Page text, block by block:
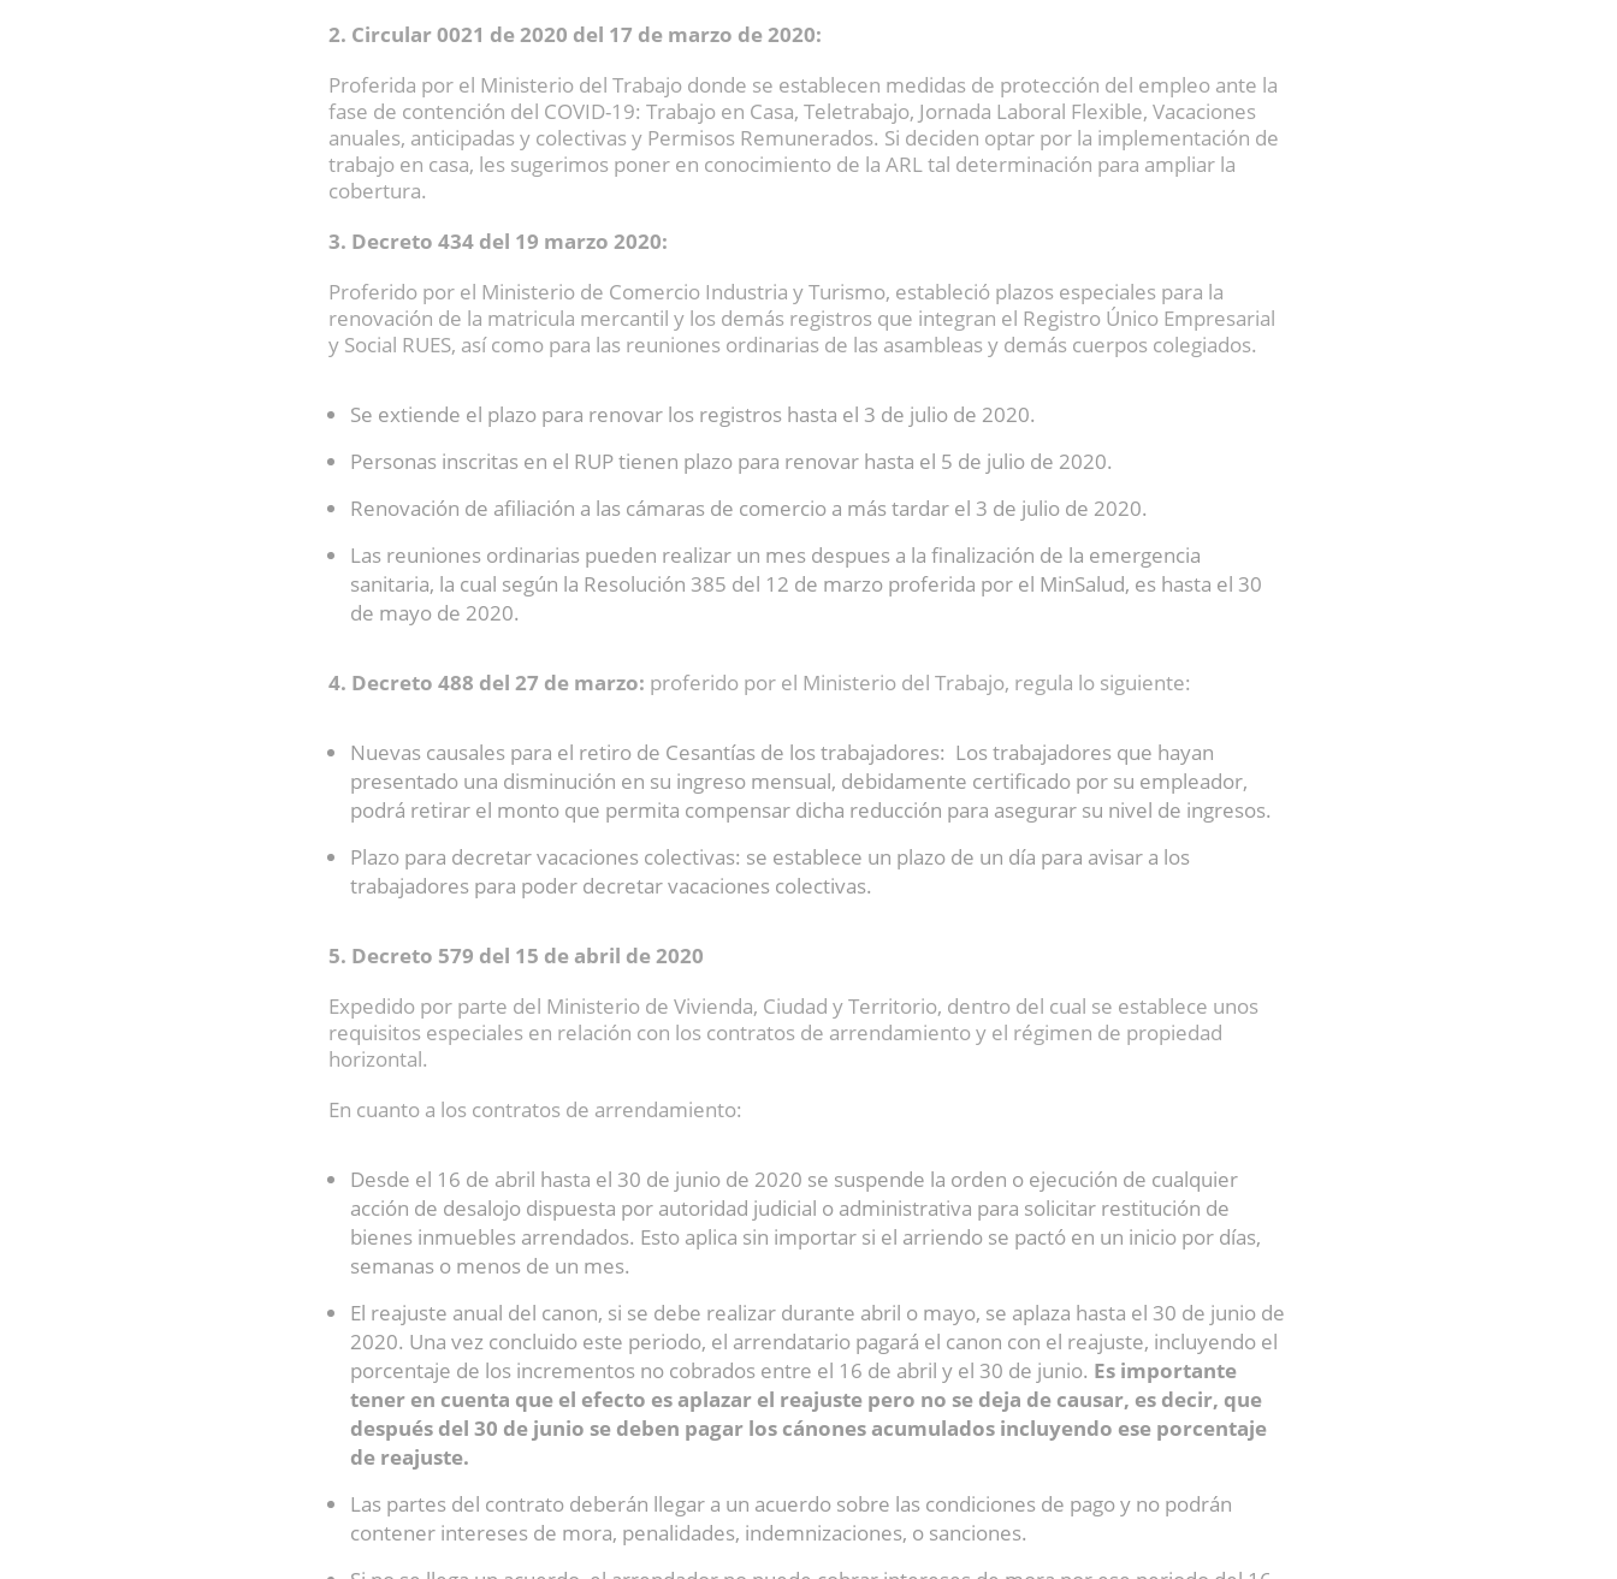
2. Circular 0021 de 2020 del 17 de marzo de 2020:
Proferida por el Ministerio del Trabajo donde se establecen medidas de protección del empleo ante la
fase de contención del COVID-19: Trabajo en Casa, Teletrabajo, Jornada Laboral Flexible, Vacaciones
anuales, anticipadas y colectivas y Permisos Remunerados. Si deciden optar por la implementación de
trabajo en casa, les sugerimos poner en conocimiento de la ARL tal determinación para ampliar la
cobertura.
3. Decreto 434 del 19 marzo 2020:
Proferido por el Ministerio de Comercio Industria y Turismo, estableció plazos especiales para la
renovación de la matricula mercantil y los demás registros que integran el Registro Único Empresarial
y Social RUES, así como para las reuniones ordinarias de las asambleas y demás cuerpos colegiados.
Se extiende el plazo para renovar los registros hasta el 3 de julio de 2020.
Personas inscritas en el RUP tienen plazo para renovar hasta el 5 de julio de 2020.
Renovación de afiliación a las cámaras de comercio a más tardar el 3 de julio de 2020.
Las reuniones ordinarias pueden realizar un mes despues a la finalización de la emergencia
sanitaria, la cual según la Resolución 385 del 12 de marzo proferida por el MinSalud, es hasta el 30
de mayo de 2020.
4. Decreto 488 del 27 de marzo: proferido por el Ministerio del Trabajo, regula lo siguiente:
Nuevas causales para el retiro de Cesantías de los trabajadores: Los trabajadores que hayan
presentado una disminución en su ingreso mensual, debidamente certificado por su empleador,
podrá retirar el monto que permita compensar dicha reducción para asegurar su nivel de ingresos.
Plazo para decretar vacaciones colectivas: se establece un plazo de un día para avisar a los
trabajadores para poder decretar vacaciones colectivas.
5. Decreto 579 del 15 de abril de 2020
Expedido por parte del Ministerio de Vivienda, Ciudad y Territorio, dentro del cual se establece unos
requisitos especiales en relación con los contratos de arrendamiento y el régimen de propiedad
horizontal.
En cuanto a los contratos de arrendamiento:
Desde el 16 de abril hasta el 30 de junio de 2020 se suspende la orden o ejecución de cualquier
acción de desalojo dispuesta por autoridad judicial o administrativa para solicitar restitución de
bienes inmuebles arrendados. Esto aplica sin importar si el arriendo se pactó en un inicio por días,
semanas o menos de un mes.
El reajuste anual del canon, si se debe realizar durante abril o mayo, se aplaza hasta el 30 de junio de
2020. Una vez concluido este periodo, el arrendatario pagará el canon con el reajuste, incluyendo el
porcentaje de los incrementos no cobrados entre el 16 de abril y el 30 de junio. Es importante
tener en cuenta que el efecto es aplazar el reajuste pero no se deja de causar, es decir, que
después del 30 de junio se deben pagar los cánones acumulados incluyendo ese porcentaje
de reajuste.
Las partes del contrato deberán llegar a un acuerdo sobre las condiciones de pago y no podrán
contener intereses de mora, penalidades, indemnizaciones, o sanciones.